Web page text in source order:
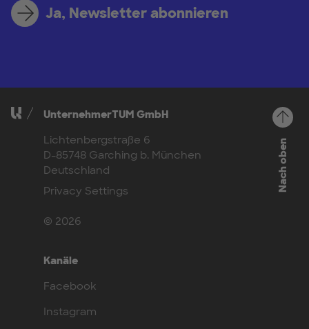
Ja, Newsletter abonnieren
UnternehmerTUM GmbH
Lichtenbergstraße 6
D-85748 Garching b. München
Deutschland
Privacy Settings
© 2026
Kanäle
Facebook
Instagram
Nach oben